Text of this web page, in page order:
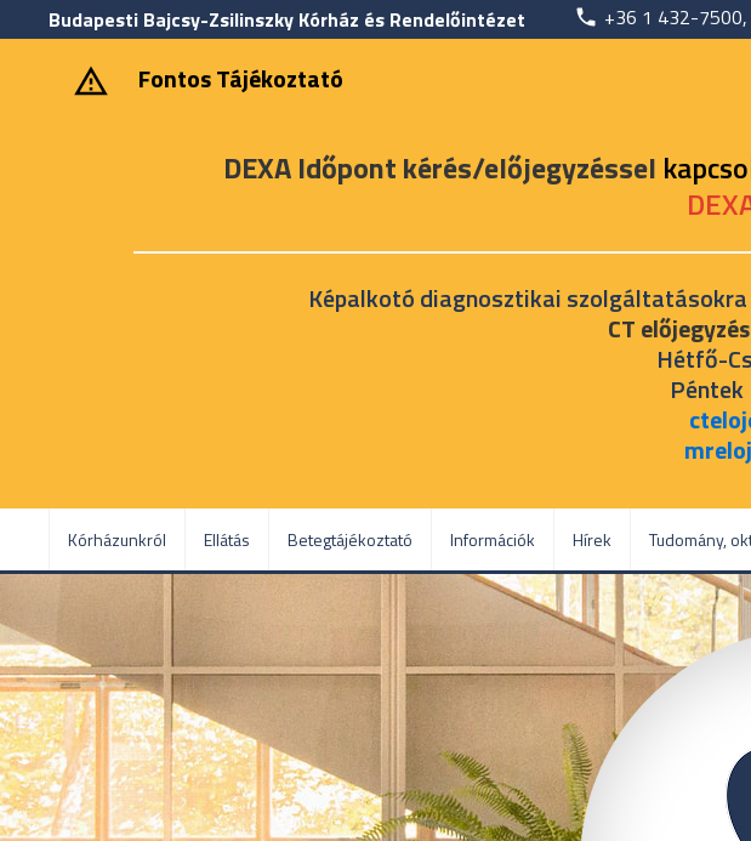
Budapesti Bajcsy-Zsilinszky Kórház és Rendelőintézet +36 1 432-
‎ ‎Fontos Tájékoztató
DEXA Időpont kérés/előjegyzéssel
Képalkotó diagnosztikai
CT
Hétfő-
Kórházunkról Ellátás Betegtájékoztató Információk Hírek Tudomány,